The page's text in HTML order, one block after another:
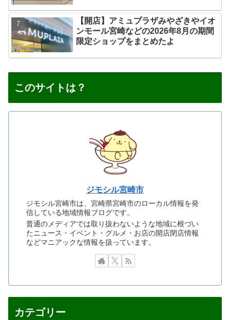
【開店】アミュプラザみやざきやイオ
ンモール宮崎などの2026年8月の期間
限定ショップをまとめたよ
このサイトは？
ジモシル宮崎市
ジモシル宮崎市は、宮崎県宮崎市のローカル情報を発
信している地域情報ブログです。
普通のメディアでは取り扱わないような地域に根づい
たニュース・イベント・グルメ・お店の開店閉店情報
などマニアックな情報を扱っています。
カテゴリー